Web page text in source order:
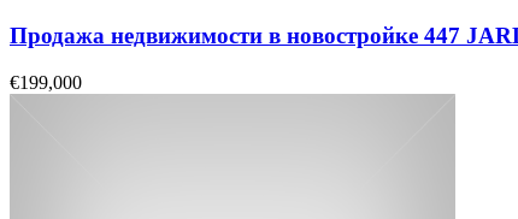
Продажа недвижимости в новостройке 447
€199,000